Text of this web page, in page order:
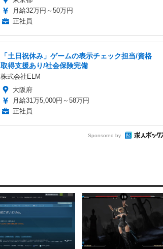
月給32万円～50万円
正社員
「土日祝休み」ゲームの表示チェック担当/資格
取得支援あり/社会保険完備
株式会社ELM
大阪府
月給31万5,000円～58万円
正社員
Sponsored by